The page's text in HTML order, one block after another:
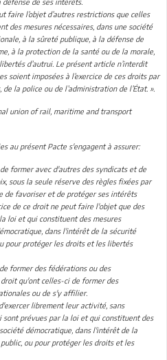
faire l’objet d’autres restrictions que celles
des mesures nécessaires, dans une société
à la sûreté publique, à la défense de
à la protection de la santé ou de la morale,
d’autrui. Le présent article n’interdit
soient imposées à l’exercice de ces droits par
la police ou de l’administration de l’État. ».
union of rail, maritime and transport
au présent Pacte s'engagent à assurer:
former avec d'autres des syndicats et de
sous la seule réserve des règles fixées par
de favoriser et de protéger ses intérêts
de ce droit ne peut faire l'objet que des
loi et qui constituent des mesures
dans l'intérêt de la sécurité
pour protéger les droits et les libertés
former des fédérations ou des
qu'ont celles-ci de former des
ou de s'y affilier.
librement leur activité, sans
prévues par la loi et qui constituent des
démocratique, dans l'intérêt de la
ou pour protéger les droits et les